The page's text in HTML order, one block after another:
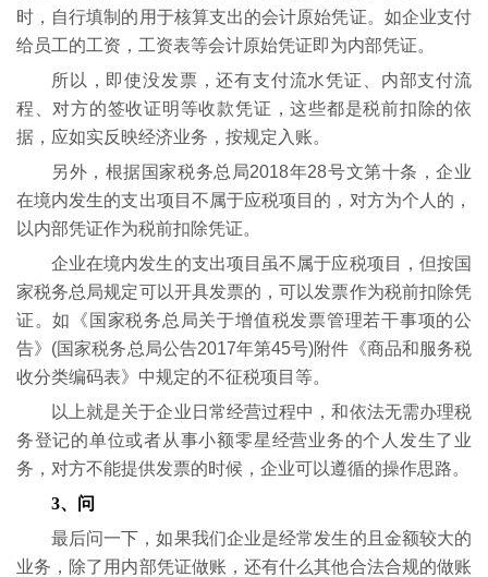
时，自行填制的用于核算支出的会计原始凭证。如企业支付
给员工的工资，工资表等会计原始凭证即为内部凭证。
所以，即使没发票，还有支付流水凭证、内部支付流
程、对方的签收证明等收款凭证，这些都是税前扣除的依
据，应如实反映经济业务，按规定入账。
另外，根据国家税务总局2018年28号文第十条，企业
在境内发生的支出项目不属于应税项目的，对方为个人的，
以内部凭证作为税前扣除凭证。
企业在境内发生的支出项目虽不属于应税项目，但按国
家税务总局规定可以开具发票的，可以发票作为税前扣除凭
证。如《国家税务总局关于增值税发票管理若干事项的公
告》(国家税务总局公告2017年第45号)附件《商品和服务税
收分类编码表》中规定的不征税项目等。
以上就是关于企业日常经营过程中，和依法无需办理税
务登记的单位或者从事小额零星经营业务的个人发生了业
务，对方不能提供发票的时候，企业可以遵循的操作思路。
3、问
最后问一下，如果我们企业是经常发生的且金额较大的
业务，除了用内部凭证做账，还有什么其他合法合规的做账